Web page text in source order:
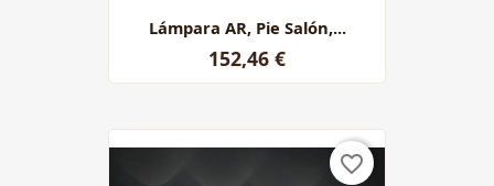
Lámpara AR, Pie Salón,...
152,46 €
favorite_border